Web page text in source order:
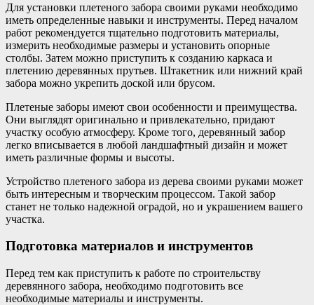
Для установки плетеного забора своими руками необходимо
иметь определенные навыки и инструменты. Перед началом
работ рекомендуется тщательно подготовить материалы,
измерить необходимые размеры и установить опорные
столбы. Затем можно приступить к созданию каркаса и
плетению деревянных прутьев. Штакетник или нижний край
забора можно укрепить доской или брусом.
Плетеные заборы имеют свои особенности и преимущества.
Они выглядят оригинально и привлекательно, придают
участку особую атмосферу. Кроме того, деревянный забор
легко вписывается в любой ландшафтный дизайн и может
иметь различные формы и высоты.
Устройство плетеного забора из дерева своими руками может
быть интересным и творческим процессом. Такой забор
станет не только надежной оградой, но и украшением вашего
участка.
Подготовка материалов и инструментов
Перед тем как приступить к работе по строительству
деревянного забора, необходимо подготовить все
необходимые материалы и инструменты.